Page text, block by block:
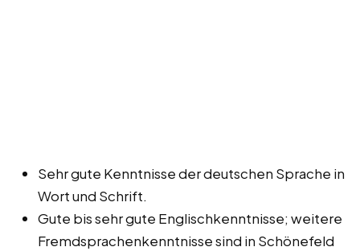
Sehr gute Kenntnisse der deutschen Sprache in
Wort und Schrift.
Gute bis sehr gute Englischkenntnisse; weitere
Fremdsprachenkenntnisse sind in Schönefeld